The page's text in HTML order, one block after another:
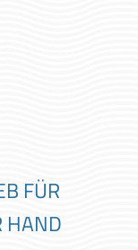
FÜR
HAND